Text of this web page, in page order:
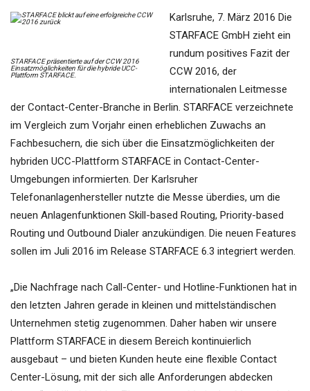
STARFACE präsentierte auf der CCW 2016
Einsatzmöglichkeiten für die hybride UCC-
Plattform STARFACE.
Karlsruhe, 7. März 2016 Die
STARFACE GmbH zieht ein
rundum positives Fazit der
CCW 2016, der
internationalen Leitmesse
der Contact-Center-Branche in Berlin. STARFACE verzeichnete
im Vergleich zum Vorjahr einen erheblichen Zuwachs an
Fachbesuchern, die sich über die Einsatzmöglichkeiten der
hybriden UCC-Plattform STARFACE in Contact-Center-
Umgebungen informierten. Der Karlsruher
Telefonanlagenhersteller nutzte die Messe überdies, um die
neuen Anlagenfunktionen Skill-based Routing, Priority-based
Routing und Outbound Dialer anzukündigen. Die neuen Features
sollen im Juli 2016 im Release STARFACE 6.3 integriert werden.
„Die Nachfrage nach Call-Center- und Hotline-Funktionen hat in
den letzten Jahren gerade in kleinen und mittelständischen
Unternehmen stetig zugenommen. Daher haben wir unsere
Plattform STARFACE in diesem Bereich kontinuierlich
ausgebaut – und bieten Kunden heute eine flexible Contact
Center-Lösung, mit der sich alle Anforderungen abdecken